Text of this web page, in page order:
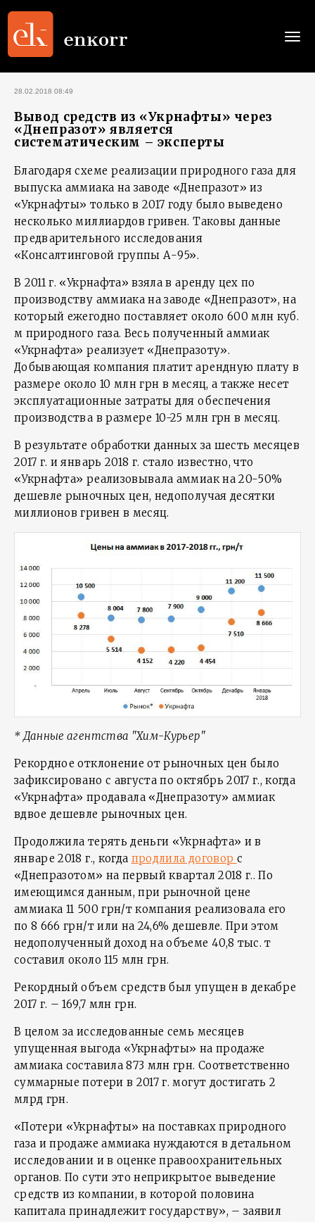
28.02.2018 08:49
Вывод средств из «Укрнафты» через
«Днепразот» является
систематическим – эксперты
Благодаря схеме реализации природного газа для
выпуска аммиака на заводе «Днепразот» из
«Укрнафты» только в 2017 году было выведено
несколько миллиардов гривен. Таковы данные
предварительного исследования
«Консалтинговой группы А-95».
В 2011 г. «Укрнафта» взяла в аренду цех по
производству аммиака на заводе «Днепразот», на
который ежегодно поставляет около 600 млн куб.
м природного газа. Весь полученный аммиак
«Укрнафта» реализует «Днепразоту».
Добывающая компания платит арендную плату в
размере около 10 млн грн в месяц, а также несет
эксплуатационные затраты для обеспечения
производства в размере 10-25 млн грн в месяц.
В результате обработки данных за шесть месяцев
2017 г. и январь 2018 г. стало известно, что
«Укрнафта» реализовывала аммиак на 20-50%
дешевле рыночных цен, недополучая десятки
миллионов гривен в месяц.
* Данные агентства "Хим-Курьер"
Рекордное отклонение от рыночных цен было
зафиксировано с августа по октябрь 2017 г., когда
«Укрнафта» продавала «Днепразоту» аммиак
вдвое дешевле рыночных цен.
Продолжила терять деньги «Укрнафта» и в
январе 2018 г., когда продлила договор с
«Днепразотом» на первый квартал 2018 г.. По
имеющимся данным, при рыночной цене
аммиака 11 500 грн/т компания реализовала его
по 8 666 грн/т или на 24,6% дешевле. При этом
недополученный доход на объеме 40,8 тыс. т
составил около 115 млн грн.
Рекордный объем средств был упущен в декабре
2017 г. – 169,7 млн грн.
В целом за исследованные семь месяцев
упущенная выгода «Укрнафты» на продаже
аммиака составила 873 млн грн. Соответственно
суммарные потери в 2017 г. могут достигать 2
млрд грн.
«Потери «Укрнафты» на поставках природного
газа и продаже аммиака нуждаются в детальном
исследовании и в оценке правоохранительных
органов. По сути это неприкрытое выведение
средств из компании, в которой половина
капитала принадлежит государству», – заявил